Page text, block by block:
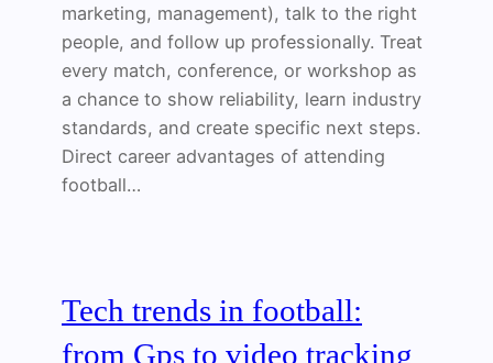
marketing, management), talk to the right
people, and follow up professionally. Treat
every match, conference, or workshop as
a chance to show reliability, learn industry
standards, and create specific next steps.
Direct career advantages of attending
football…
Tech trends in football:
from Gps to video tracking